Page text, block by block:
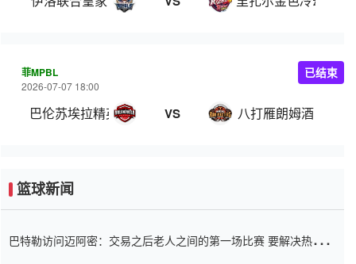
菲MPBL
2026-07-07 18:00
巴伦苏埃拉精英 VS 八打雁朗姆酒
已结束
篮球新闻
巴特勒访问迈阿密：交易之后老人之间的第一场比赛 要解决热情的